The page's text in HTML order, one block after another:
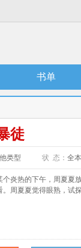
书单
徒
类型 状 态： 全本
热的下午，周夏夏放
。周夏夏觉得眼熟，试